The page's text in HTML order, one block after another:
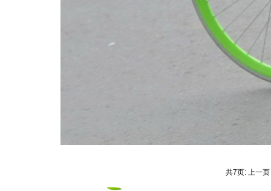
共7页: 上一